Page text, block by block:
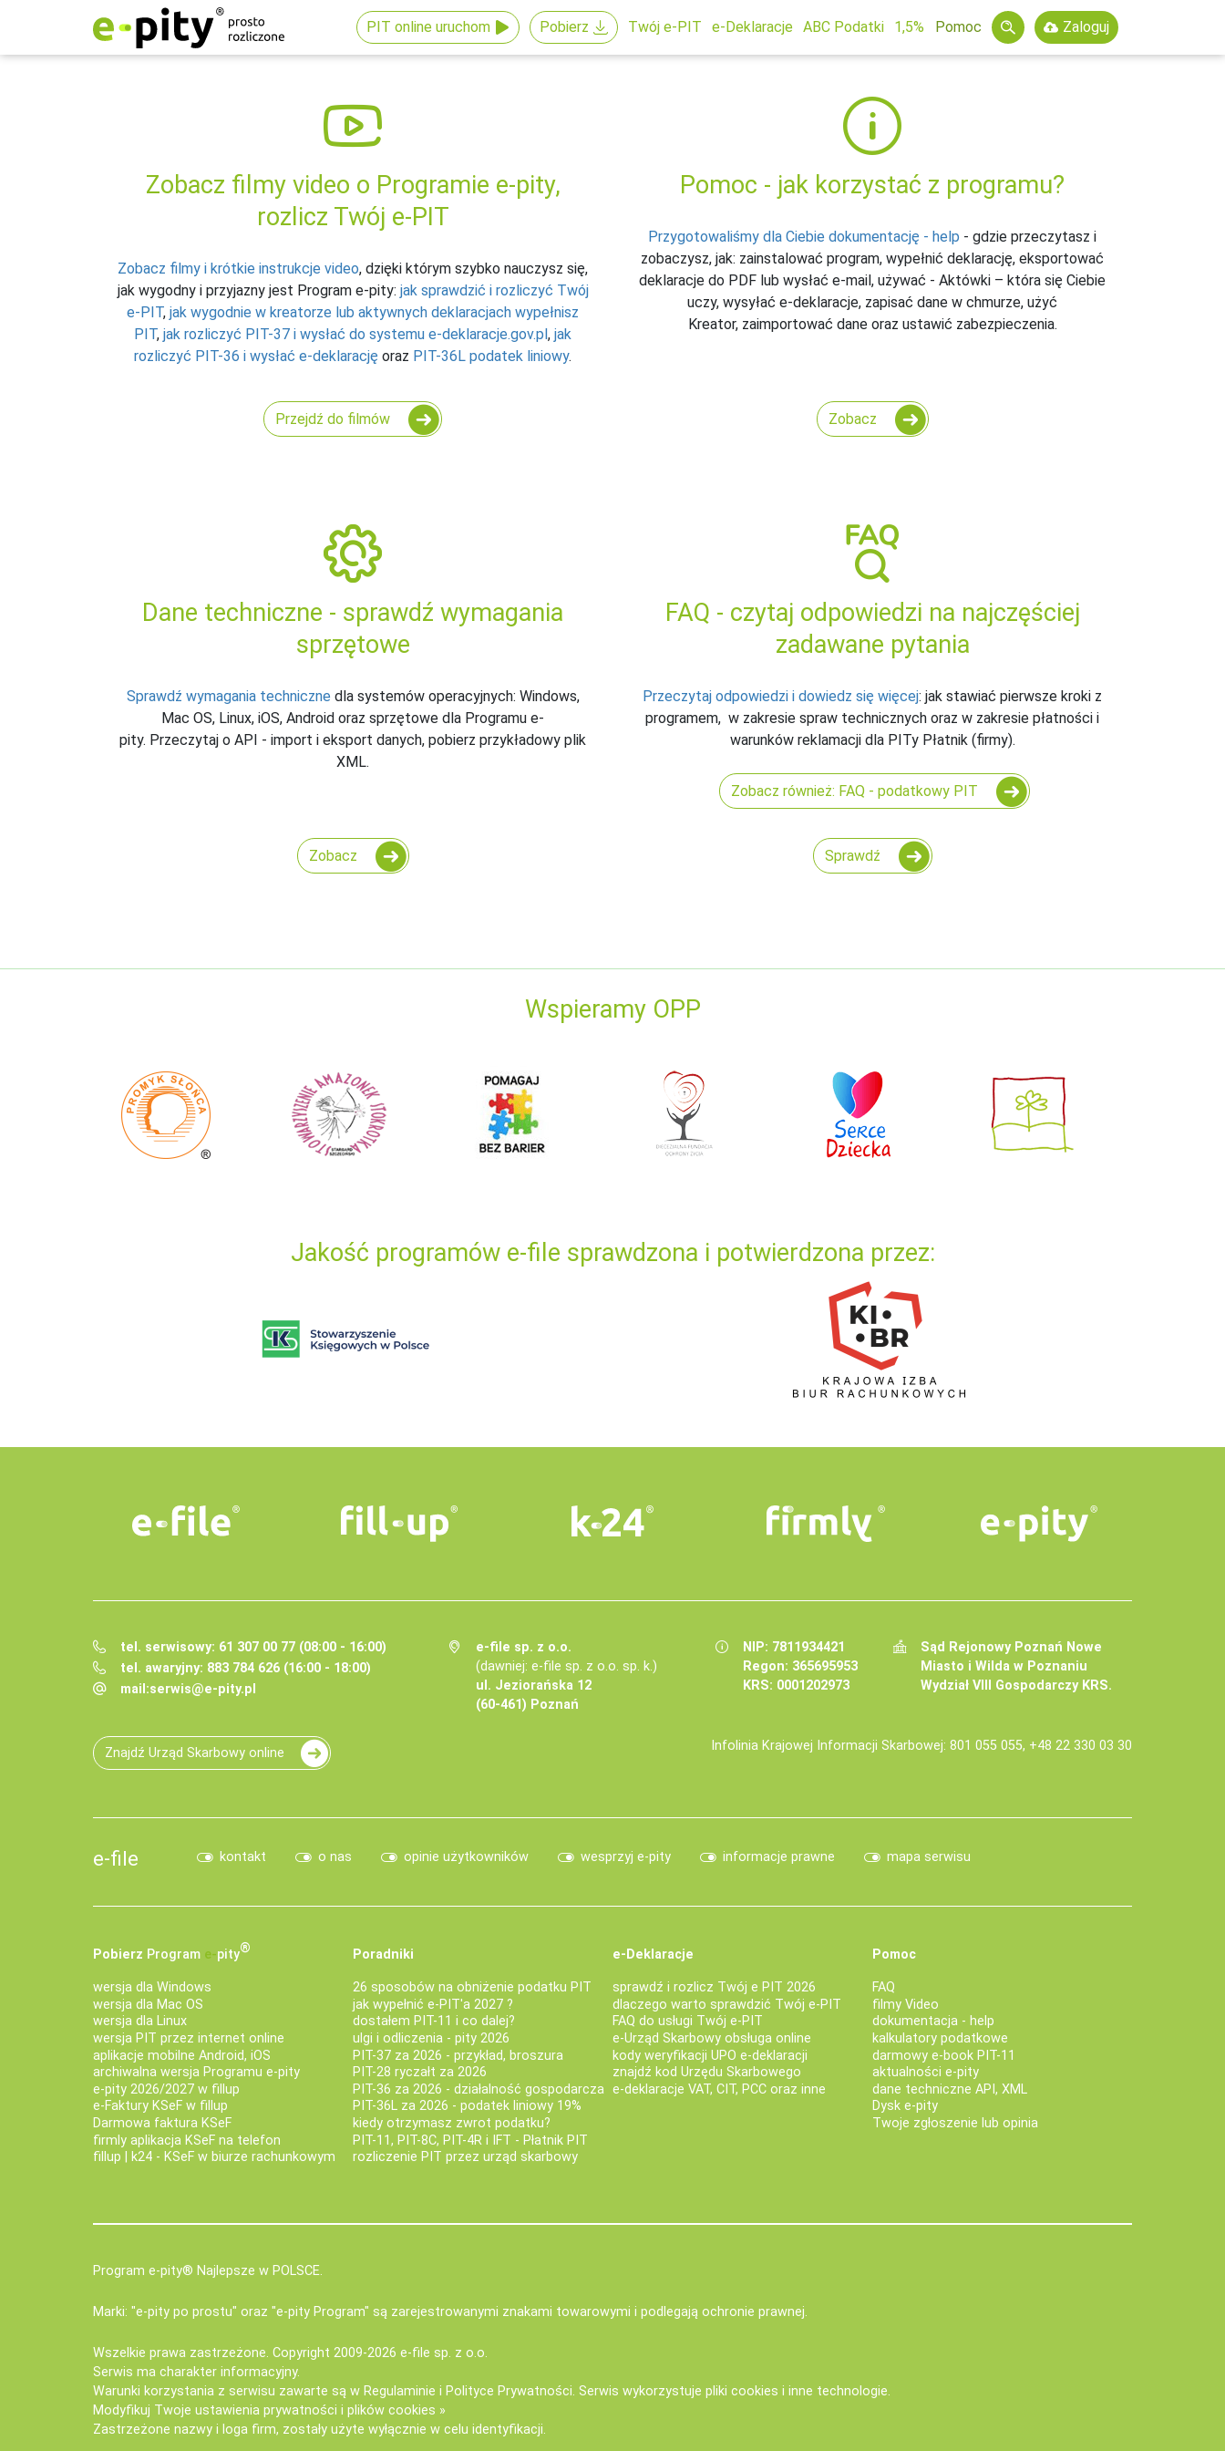
PIT online uruchom Pobierz Twój e-PIT e-Deklaracje ABC Podatki 1,5% Pomoc Zaloguj
Zobacz filmy video o Programie e‑pity,
rozlicz Twój e‑PIT
Zobacz filmy i krótkie instrukcje video, dzięki którym szybko nauczysz się,
jak wygodny i przyjazny jest Program e-pity: jak sprawdzić i rozliczyć Twój
e-PIT, jak wygodnie w kreatorze lub aktywnych deklaracjach wypełnisz
PIT, jak rozliczyć PIT-37 i wysłać do systemu e-deklaracje.gov.pl , jak
rozliczyć PIT-36 i wysłać e-deklarację oraz PIT-36L podatek liniowy.
Przejdź do filmów
Pomoc - jak korzystać z programu?
Przygotowaliśmy dla Ciebie dokumentację - help - gdzie przeczytasz i
zobaczysz, jak: zainstalować program, wypełnić deklarację, eksportować
deklaracje do PDF lub wysłać e-mail, używać - Aktówki – która się Ciebie
uczy, wysyłać e-deklaracje, zapisać dane w chmurze, użyć
Kreator, zaimportować dane oraz ustawić zabezpieczenia.
Zobacz
Dane techniczne - sprawdź wymagania
sprzętowe
Sprawdź wymagania techniczne dla systemów operacyjnych: Windows,
Mac OS, Linux, iOS, Android oraz sprzętowe dla Programu e-
pity. Przeczytaj o API - import i eksport danych, pobierz przykładowy plik
XML.
Zobacz
FAQ - czytaj odpowiedzi na najczęściej
zadawane pytania
Przeczytaj odpowiedzi i dowiedz się więcej: jak stawiać pierwsze kroki z
programem, w zakresie spraw technicznych oraz w zakresie płatności i
warunków reklamacji dla PITy Płatnik (firmy).
Zobacz również: FAQ - podatkowy PIT
Sprawdź
Wspieramy OPP
Jakość programów e-file sprawdzona i potwierdzona przez:
tel. serwisowy: 61 307 00 77 (08:00 - 16:00)
tel. awaryjny: 883 784 626 (16:00 - 18:00)
mail:serwis@e-pity.pl
e-file sp. z o.o.
(dawniej: e-file sp. z o.o. sp. k.)
ul. Jeziorańska 12
(60-461) Poznań
NIP: 7811934421
Regon: 365695953
KRS: 0001202973
Sąd Rejonowy Poznań Nowe
Miasto i Wilda w Poznaniu
Wydział VIII Gospodarczy KRS.
Znajdź Urząd Skarbowy online Infolinia Krajowej Informacji Skarbowej: 801 055 055, +48 22 330 03 30
e-file kontakt o nas opinie użytkowników wesprzyj e-pity informacje prawne mapa serwisu
Pobierz Program e‑pity®
wersja dla Windows
wersja dla Mac OS
wersja dla Linux
wersja PIT przez internet online
aplikacje mobilne Android, iOS
archiwalna wersja Programu e-pity
e-pity 2026/2027 w fillup
e‑Faktury KSeF w fillup
Darmowa faktura KSeF
firmly aplikacja KSeF na telefon
fillup | k24 - KSeF w biurze rachunkowym
Poradniki
26 sposobów na obniżenie podatku PIT
jak wypełnić e-PIT'a 2027 ?
dostałem PIT-11 i co dalej?
ulgi i odliczenia - pity 2026
PIT-37 za 2026 - przykład, broszura
PIT-28 ryczałt za 2026
PIT-36 za 2026 - działalność gospodarcza
PIT-36L za 2026 - podatek liniowy 19%
kiedy otrzymasz zwrot podatku?
PIT-11, PIT-8C, PIT-4R i IFT - Płatnik PIT
rozliczenie PIT przez urząd skarbowy
e-Deklaracje
sprawdź i rozlicz Twój e PIT 2026
dlaczego warto sprawdzić Twój e-PIT
FAQ do usługi Twój e-PIT
e-Urząd Skarbowy obsługa online
kody weryfikacji UPO e-deklaracji
znajdź kod Urzędu Skarbowego
e-deklaracje VAT, CIT, PCC oraz inne
Pomoc
FAQ
filmy Video
dokumentacja - help
kalkulatory podatkowe
darmowy e-book PIT-11
aktualności e-pity
dane techniczne API, XML
Dysk e-pity
Twoje zgłoszenie lub opinia
Program e-pity® Najlepsze w POLSCE.
Marki: "e-pity po prostu" oraz "e-pity Program" są zarejestrowanymi znakami towarowymi i podlegają ochronie prawnej.
Wszelkie prawa zastrzeżone. Copyright 2009-2026 e-file sp. z o.o.
Serwis ma charakter informacyjny.
Warunki korzystania z serwisu zawarte są w Regulaminie i Polityce Prywatności. Serwis wykorzystuje pliki cookies i inne technologie.
Modyfikuj Twoje ustawienia prywatności i plików cookies »
Zastrzeżone nazwy i loga firm, zostały użyte wyłącznie w celu identyfikacji.